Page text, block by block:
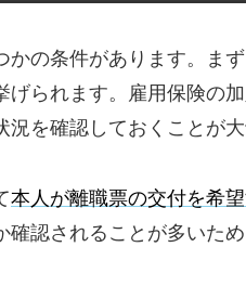
の条件があります。ま
げられます。雇用保険の
を確認しておくことが大
本人が離職票の交付を希
認されることが多いた